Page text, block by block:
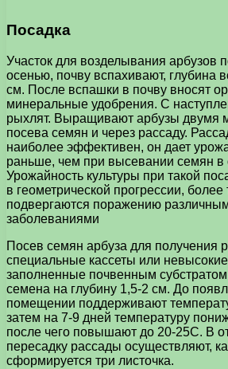
Посадка
Участок для возделывания арбузов
осенью, почву вспахивают, глубина
см. После вспашки в почву вносят
минеральные удобрения. С
рыхлят. Выращивают арбузы двумя
посева семян и через рассаду.
наиболее эффективен, он дает
раньше, чем при высевании семян в
Урожайность культуры при такой
в геометрической прогрессии,
подвергаются поражению
заболеваниями
Посев семян арбуза для получения
специальные кассеты или
заполненные почвенным
семена на глубину 1,5-2 см. До
помещении поддерживают
затем на 7-9 дней температуру
после чего повышают до 20-25С. В
пересадку рассады осуществляют,
сформируется три листочка.